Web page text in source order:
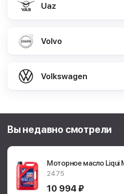
Uaz
Volvo
Volkswagen
Вы недавно смотрели
Моторное масло Liqui
LKW Leichtlauf &
40 5л.2475
2475
10 994 ₽